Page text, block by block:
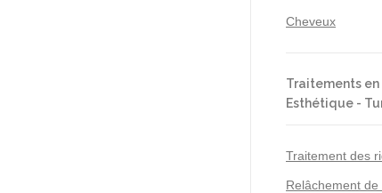
Cheveux
Traitements
Esthétique -
Traitement des
Relâchement de